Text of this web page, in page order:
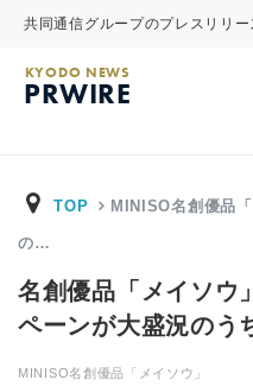
共同通信グループのプレスリリ
KYODO NEWS
PRWIRE
TOP MINISO名創優品
の…
名創優品「メイソウ
ペーンが大盛況のう
MINISO名創優品「メイソウ」